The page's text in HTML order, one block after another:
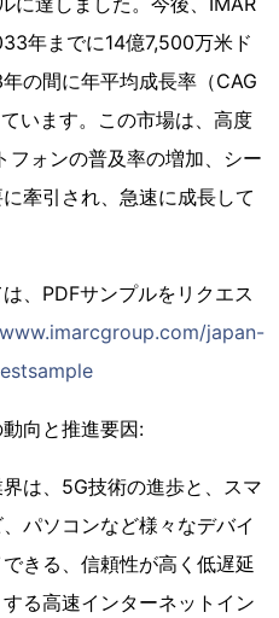
年までに14億7,500万米ド
の間に年平均成長率（CAG
います。この市場は、高度
フォンの普及率の増加、シー
牽引され、急速に成長して
、PDFサンプルをリクエス
japan-
向と推進要因:
は、5G技術の進歩と、スマ
パソコンなど様々なデバイ
きる、信頼性が高く低遅延
る高速インターネットイン